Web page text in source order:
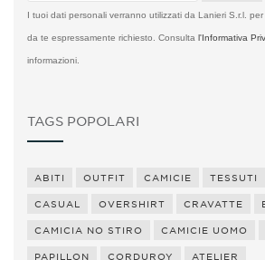
I tuoi dati personali verranno utilizzati da Lanieri S.r.l.
da te espressamente richiesto. Consulta l'Informativa
informazioni.
TAGS POPOLARI
ABITI OUTFIT CAMICIE TESSUTI
CASUAL OVERSHIRT CRAVATTE
CAMICIA NO STIRO CAMICIE UOMO
PAPILLON CORDUROY ATELIER